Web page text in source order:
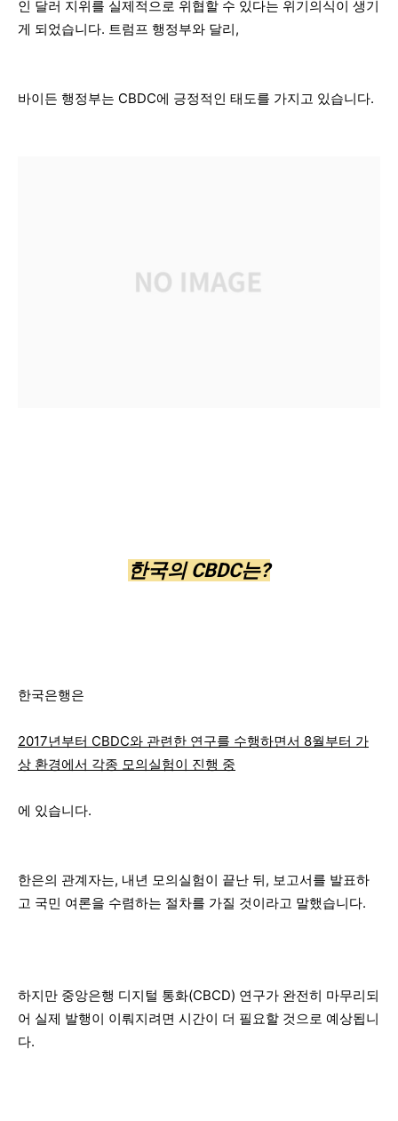
인 달러 지위를 실제적으로 위협할 수 있다는 위기의식이 생기
게 되었습니다. 트럼프 행정부와 달리,
바이든 행정부는 CBDC에 긍정적인 태도를 가지고 있습니다.
한국의 CBDC는?
한국은행은
2017년부터 CBDC와 관련한 연구를 수행하면서 8월부터 가
상 환경에서 각종 모의실험이 진행 중
에 있습니다.
한은의 관계자는, 내년 모의실험이 끝난 뒤, 보고서를 발표하
고 국민 여론을 수렴하는 절차를 가질 것이라고 말했습니다.
하지만 중앙은행 디지털 통화(CBCD) 연구가 완전히 마무리되
어 실제 발행이 이뤄지려면 시간이 더 필요할 것으로 예상됩니
다.